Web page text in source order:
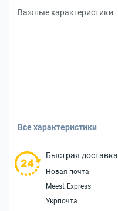
Важные характеристики
Все характеристики
Быстрая доставка
Новая почта
Meest Express
Укрпочта